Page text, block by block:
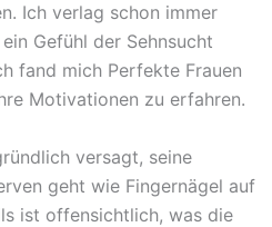
Ich verlag schon immer
Gefühl der Sehnsucht
fand mich Perfekte Frauen
Motivationen zu erfahren.
versagt, seine
geht wie Fingernägel auf
ist offensichtlich, was die